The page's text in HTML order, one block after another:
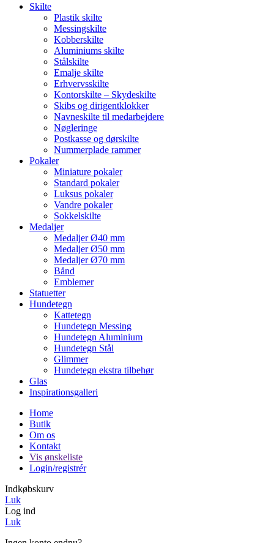
Skilte
Plastik skilte
Messingskilte
Kobberskilte
Aluminiums skilte
Stålskilte
Emalje skilte
Erhvervsskilte
Kontorskilte – Skydeskilte
Skibs og dirigentklokker
Navneskilte til medarbejdere
Nøgleringe
Postkasse og dørskilte
Nummerplade rammer
Pokaler
Miniature pokaler
Standard pokaler
Luksus pokaler
Vandre pokaler
Sokkelskilte
Medaljer
Medaljer Ø40 mm
Medaljer Ø50 mm
Medaljer Ø70 mm
Bånd
Emblemer
Statuetter
Hundetegn
Kattetegn
Hundetegn Messing
Hundetegn Aluminium
Hundetegn Stål
Glimmer
Hundetegn ekstra tilbehør
Glas
Inspirationsgalleri
Home
Butik
Om os
Kontakt
Vis ønskeliste
Login/registrér
Indkøbskurv
Luk
Log ind
Luk